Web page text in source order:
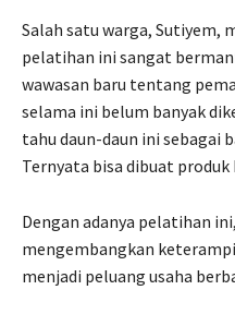
Salah satu warga, Sutiyem,
pelatihan ini sangat
wawasan baru tentang
selama ini belum banyak
tahu daun-daun ini sebagai
Ternyata bisa dibuat produk
Dengan adanya pelatihan
mengembangkan
menjadi peluang usaha